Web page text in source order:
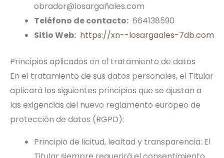
obrador@losargañales.com
Teléfono de contacto: 664138590
Sitio Web: https://xn--losargaales-7db.com
Principios aplicados en el tratamiento de datos
En el tratamiento de sus datos personales, el Titular
aplicará los siguientes principios que se ajustan a
las exigencias del nuevo reglamento europeo de
protección de datos (RGPD):
Principio de licitud, lealtad y transparencia: El